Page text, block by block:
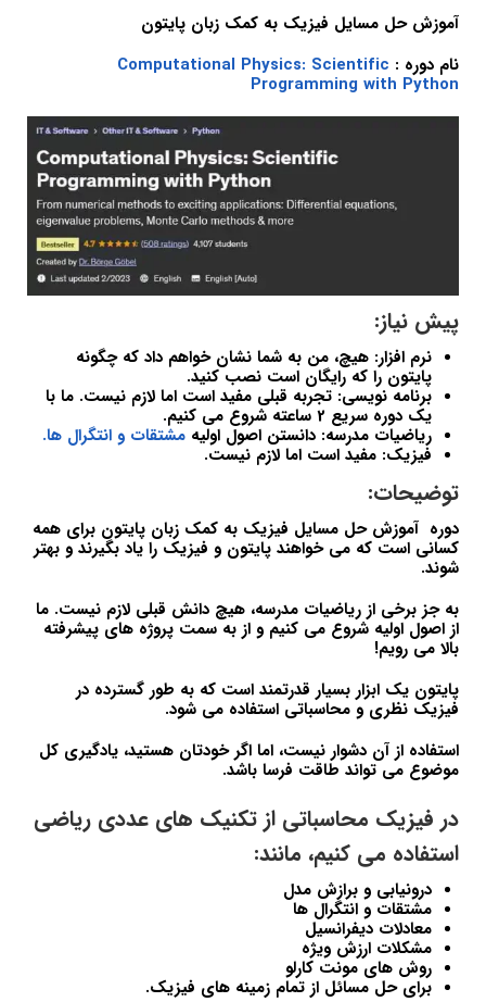
آموزش حل مسایل فیزیک به کمک زبان پایتون
نام دوره : Computational Physics: Scientific
Programming with Python
پیش نیاز:
نرم افزار: هیچ، من به شما نشان خواهم داد که چگونه
پایتون را که رایگان است نصب کنید.
برنامه نویسی: تجربه قبلی مفید است اما لازم نیست. ما با
یک دوره سریع 2 ساعته شروع می کنیم.
ریاضیات مدرسه: دانستن اصول اولیه مشتقات و انتگرال ها.
فیزیک: مفید است اما لازم نیست.
توضیحات:
دوره آموزش حل مسایل فیزیک به کمک زبان پایتون برای همه
کسانی است که می خواهند پایتون و فیزیک را یاد بگیرند و بهتر
شوند.
به جز برخی از ریاضیات مدرسه، هیچ دانش قبلی لازم نیست. ما
از اصول اولیه شروع می کنیم و از به سمت پروژه های پیشرفته
بالا می رویم!
پایتون یک ابزار بسیار قدرتمند است که به طور گسترده در
فیزیک نظری و محاسباتی استفاده می شود.
استفاده از آن دشوار نیست، اما اگر خودتان هستید، یادگیری کل
موضوع می تواند طاقت فرسا باشد.
در فیزیک محاسباتی از تکنیک های عددی ریاضی
استفاده می کنیم، مانند:
درونیابی و برازش مدل
مشتقات و انتگرال ها
معادلات دیفرانسیل
مشکلات ارزش ویژه
روش های مونت کارلو
برای حل مسائل از تمام زمینه های فیزیک.